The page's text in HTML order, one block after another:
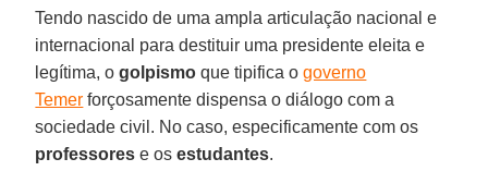
Tendo nascido de uma ampla articulação nacional e
internacional para destituir uma presidente eleita e
legítima, ogolpismo que tipifica o governo
Temer forçosamente dispensa o diálogo com a
sociedade civil. No caso, especificamente com os
professores e osestudantes.